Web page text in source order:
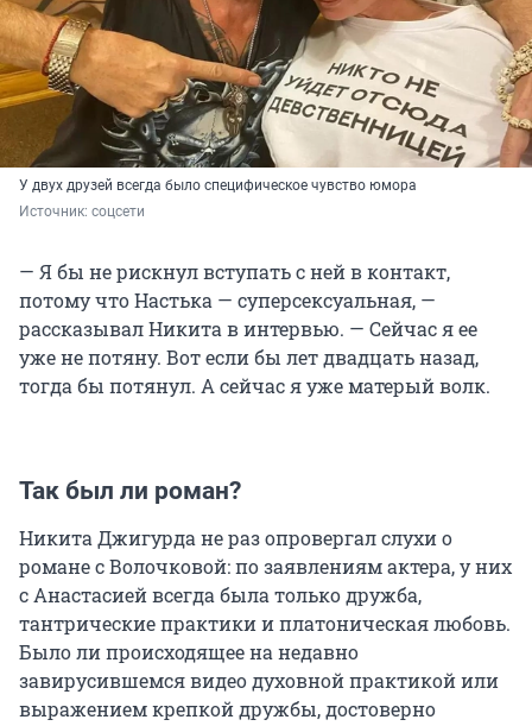
У двух друзей всегда было специфическое чувство юмора
Источник: соцсети
— Я бы не рискнул вступать с ней в контакт,
потому что Настька — суперсексуальная, —
рассказывал Никита в интервью. — Сейчас я ее
уже не потяну. Вот если бы лет двадцать назад,
тогда бы потянул. А сейчас я уже матерый волк.
Так был ли роман?
Никита Джигурда не раз опровергал слухи о
романе с Волочковой: по заявлениям актера, у них
с Анастасией всегда была только дружба,
тантрические практики и платоническая любовь.
Было ли происходящее на недавно
завирусившемся видео духовной практикой или
выражением крепкой дружбы, достоверно